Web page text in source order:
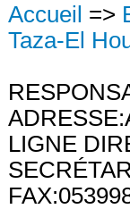
Accueil =>
Taza-El
LIGNE